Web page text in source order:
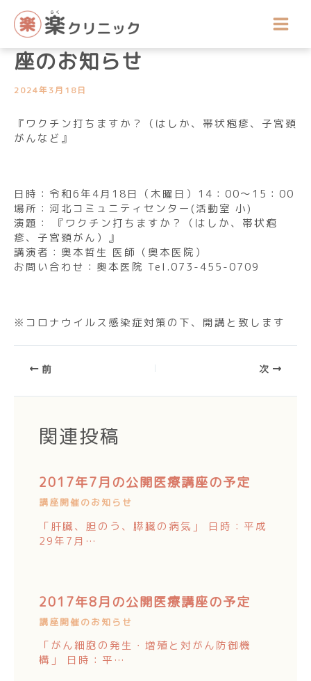
ス
講座開催のお知らせ
令和6年4月公開医療健康講
座のお知らせ
2024年3月18日
『ワクチン打ちますか？（はしか、帯状疱疹、子宮頚
がんなど』
日時：令和6年4月18日（木曜日）14：00～15：00
場所：河北コミュニティセンター(活動室 小)
演題： 『ワクチン打ちますか？（はしか、帯状疱
疹、子宮頚がん）』
講演者：奥本哲生 医師（奥本医院）
お問い合わせ：奥本医院 Tel.073-455-0709
※コロナウイルス感染症対策の下、開講と致します
前 次
関連投稿
2017年7月の公開医療講座の予定
講座開催のお知らせ
「肝臓、胆のう、膵臓の病気」 日時：平成
29年7月…
2017年8月の公開医療講座の予定
講座開催のお知らせ
「がん細胞の発生・増殖と対がん防御機
構」 日時：平…